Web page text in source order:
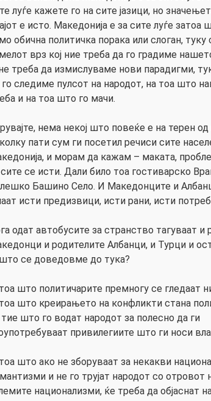
луѓе кажете го на сите јазици, но
е исто. Македонија е за сите луѓе затоа
обична политичка порака или слоган,
врз кој ние треба да го градиме
треба да измислуваме нови парадигми,
следиме пулсот на народот, на тоа што
и на тоа што го мачи.
нема некој што повеќе е на терен
пати сум ги посетил речиси сите
и морам да кажам – маката,
се исти. Дали било тоа гостиварско
Башино Село. И Македонците и
исти предизвици, исти рани, исти
одат автобусите за странство тагуваат и
и родителите Албанци, и Турци и
се доведовме до тука?
што политичарите премногу се гледаат
што креирањето на конфликти стана
тие што го водат народот за полесно да ги
привилегиите што ги носи
што ако не зборуваат за некакви
и не го трујат народот со отровот
национализми, ќе треба да објаснат